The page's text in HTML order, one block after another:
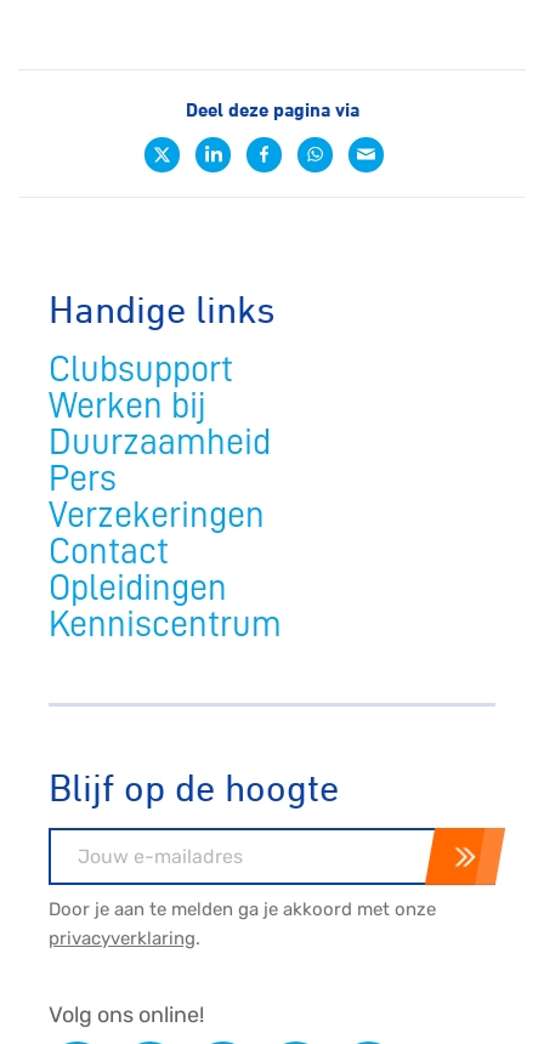
Deel deze pagina via
Handige links
Clubsupport
Werken bij
Duurzaamheid
Pers
Verzekeringen
Contact
Opleidingen
Kenniscentrum
Blijf op de hoogte
Door je aan te melden ga je akkoord met onze
privacyverklaring.
Volg ons online!